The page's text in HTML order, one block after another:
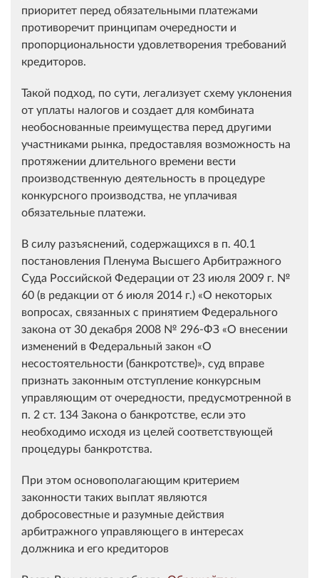
приоритет перед обязательными платежами
противоречит принципам очередности и
пропорциональности удовлетворения требований
кредиторов.
Такой подход, по сути, легализует схему уклонения
от уплаты налогов и создает для комбината
необоснованные преимущества перед другими
участниками рынка, предоставляя возможность на
протяжении длительного времени вести
производственную деятельность в процедуре
конкурсного производства, не уплачивая
обязательные платежи.
В силу разъяснений, содержащихся в п. 40.1
постановления Пленума Высшего Арбитражного
Суда Российской Федерации от 23 июля 2009 г. №
60 (в редакции от 6 июля 2014 г.) «О некоторых
вопросах, связанных с принятием Федерального
закона от 30 декабря 2008 № 296-ФЗ «О внесении
изменений в Федеральный закон «О
несостоятельности (банкротстве)», суд вправе
признать законным отступление конкурсным
управляющим от очередности, предусмотренной в
п. 2 ст. 134 Закона о банкротстве, если это
необходимо исходя из целей соответствующей
процедуры банкротства.
При этом основополагающим критерием
законности таких выплат являются
добросовестные и разумные действия
арбитражного управляющего в интересах
должника и его кредиторов